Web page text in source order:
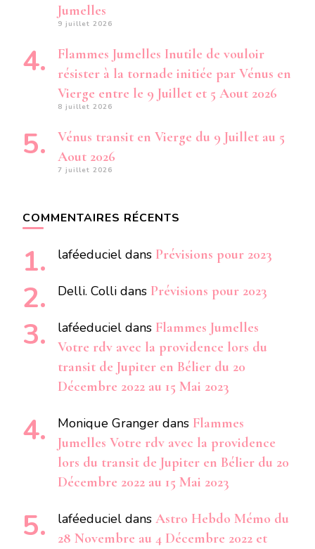
Jumelles
9 juillet 2026
Flammes Jumelles Inutile de vouloir
résister à la tornade initiée par Vénus en
Vierge entre le 9 Juillet et 5 Aout 2026
8 juillet 2026
Vénus transit en Vierge du 9 Juillet au 5
Aout 2026
7 juillet 2026
COMMENTAIRES RÉCENTS
laféeduciel dans Prévisions pour 2023
Delli. Colli dans Prévisions pour 2023
laféeduciel dans Flammes Jumelles
Votre rdv avec la providence lors du
transit de Jupiter en Bélier du 20
Décembre 2022 au 15 Mai 2023
Monique Granger dans Flammes
Jumelles Votre rdv avec la providence
lors du transit de Jupiter en Bélier du 20
Décembre 2022 au 15 Mai 2023
laféeduciel dans Astro Hebdo Mémo du
28 Novembre au 4 Décembre 2022 et